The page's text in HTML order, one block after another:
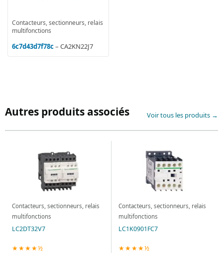
Contacteurs, sectionneurs, relais
multifonctions
6c7d43d7f78c– CA2KN22J7
Autres produits associés Voir tous les produits →
Contacteurs, sectionneurs, relais
multifonctions
LC2DT32V7
★★★★½
Contacteurs, sectionneurs, relais
multifonctions
LC1K0901FC7
★★★★½